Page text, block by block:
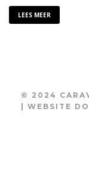
LEES MEER
© 2024
| WEBSITE